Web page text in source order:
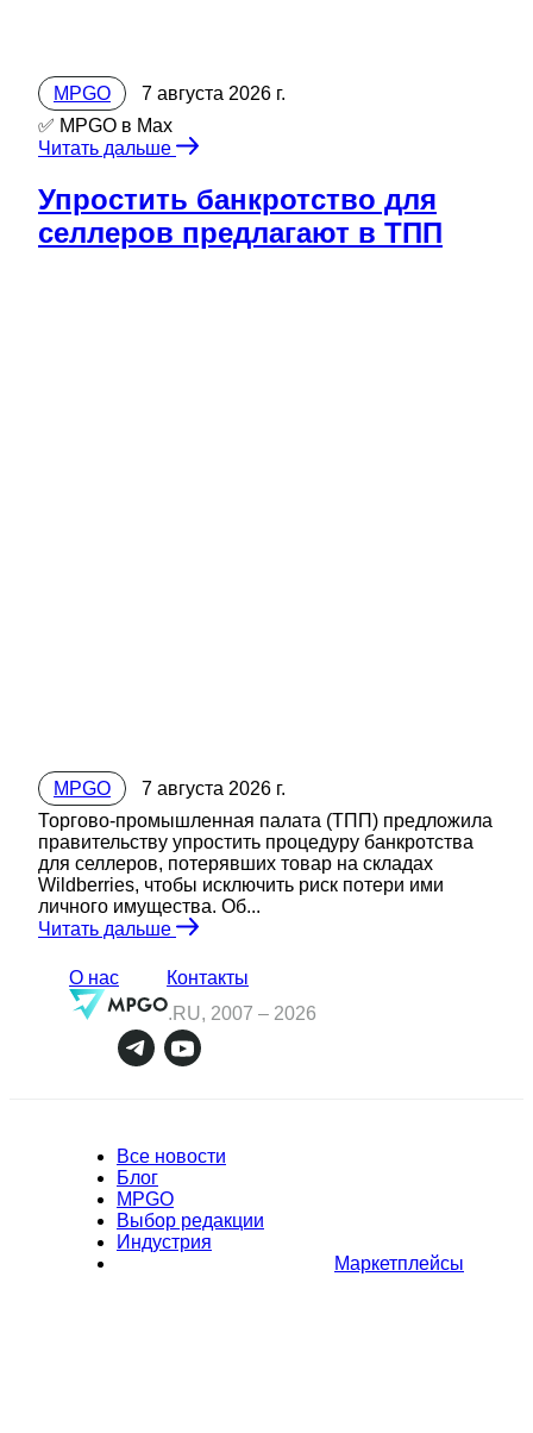
MPGO
7 августа 2026 г.
✅ MPGO в Мах
Читать дальше
Упростить банкротство для
селлеров предлагают в ТПП
MPGO
7 августа 2026 г.
Торгово-промышленная палата (ТПП) предложила
правительству упростить процедуру банкротства
для селлеров, потерявших товар на складах
Wildberries, чтобы исключить риск потери ими
личного имущества. Об...
Читать дальше
О нас
Контакты
.RU, 2007 – 2026
Все новости
Блог
MPGO
Выбор редакции
Индустрия
Маркетплейсы